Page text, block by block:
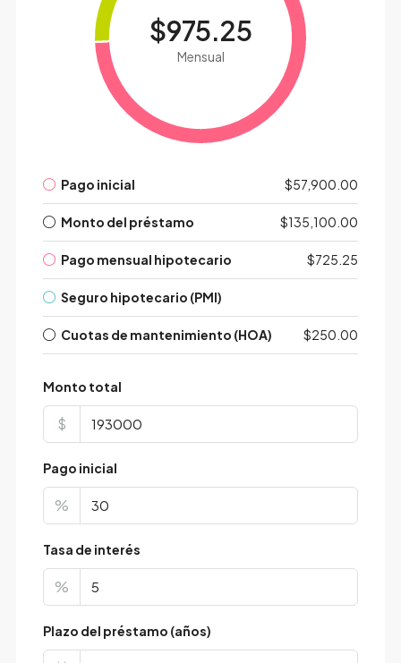
$975.25
Mensual
Pago inicial $57,900.00
Monto del préstamo $135,100.00
Pago mensual hipotecario $725.25
Seguro hipotecario (PMI)
Cuotas de mantenimiento (HOA) $250.00
Monto total
$
Pago inicial
%
Tasa de interés
%
Plazo del préstamo (años)